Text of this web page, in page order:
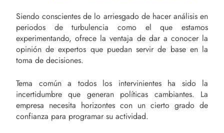
Siendo conscientes de lo arriesgado de hacer análisis en
periodos de turbulencia como el que estamos
experimentando, ofrece la ventaja de dar a conocer la
opinión de expertos que puedan servir de base en la
toma de decisiones.
Tema común a todos los intervinientes ha sido la
incertidumbre que generan políticas cambiantes. La
empresa necesita horizontes con un cierto grado de
confianza para programar su actividad.